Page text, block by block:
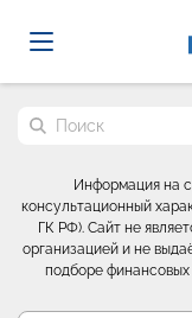
Probrokery
Поиск по
Информация на
консультационный
ГК РФ). Сайт не
организацией и не
подборе